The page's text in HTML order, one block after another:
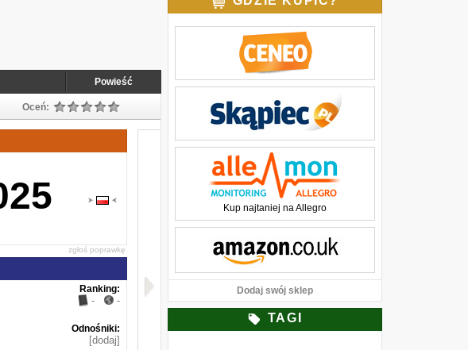
Powieść
Oceń:
zgłoś poprawkę
Ranking:
- -
Odnośniki:
[dodaj]
Kup najtaniej na Allegro
Dodaj swój sklep
TAGI